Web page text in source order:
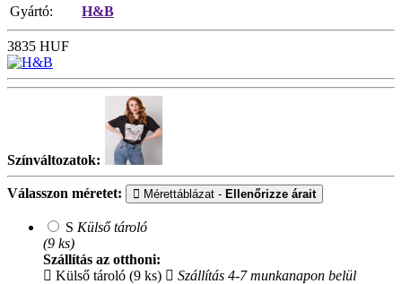
Gyártó:
H&B
3835 HUF
Színváltozatok:
Válasszon méretet: Mérettáblázat - Ellenőrizze árait
S Külső tároló
(9 ks)
Szállítás az otthoni:
Külső tároló (9 ks)
Szállítás 4-7 munkanapon belül